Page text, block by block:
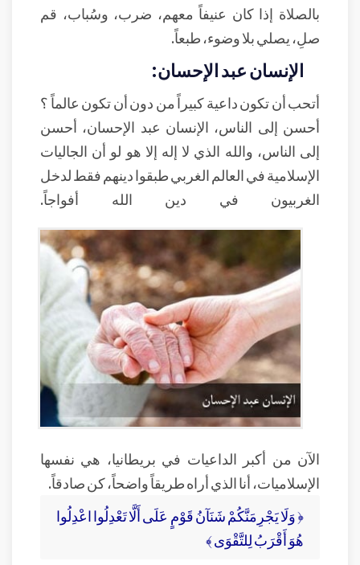
بالصلاة إذا كان عنيفاً معهم، ضرب، وسُباب، قم
صلِ، يصلي بلا وضوء، طبعاً.
الإنسان عبد الإحسان:
أتحب أن تكون داعية كبيراً من دون أن تكون عالماً ؟
أحسن إلى الناس، الإنسان عبد الإحسان، أحسن
إلى الناس، والله الذي لا إله إلا هو لو أن الجاليات
الإسلامية في العالم الغربي طبقوا دينهم فقط لدخل
الغربيون في دين الله أفواجاً.
الآن من أكبر الداعيات في بريطانيا، هي نفسها
الإسلاميات، أنا الذي أراه طريقاً واضحاً، كن صادقاً.
﴿ وَلَا يَجْرِمَنَّكُمْ شَنَآنُ قَوْمٍ عَلَى أَلَّا تَعْدِلُوا اعْدِلُوا
هُوَ أَقْرَبُ لِلتَّقْوَى ﴾